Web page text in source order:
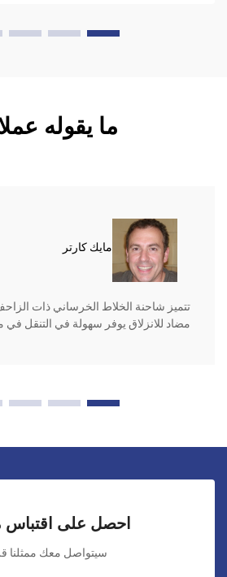
ما يقوله
مايك كارتر
تتميز شاحنة الخلاط الخرساني ذات
مضاد للانزلاق يوفر سهولة في التنقل في
احصل على اقتباس
سيتواصل معك ممثلنا